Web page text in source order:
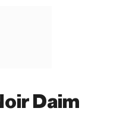
Daim